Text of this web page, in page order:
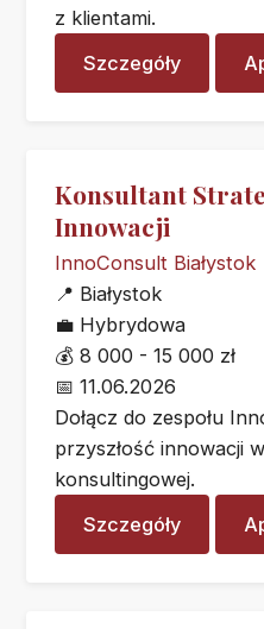
z klientami.
Szczegóły
Konsultant
Innowacji
InnoConsult Białystok
📍 Białystok
💼 Hybrydowa
💰 8 000 - 15 000 zł
📅 11.06.2026
Dołącz do zespołu
przyszłość innowacji
konsultingowej.
Szczegóły